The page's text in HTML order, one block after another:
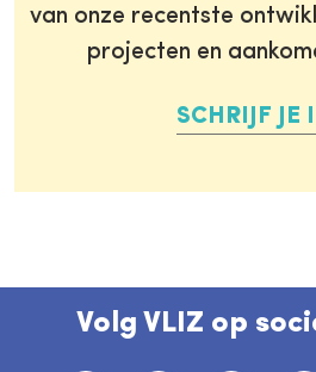
van onze recentste
projecten en
SCHRIJF JE
Volg VLIZ op